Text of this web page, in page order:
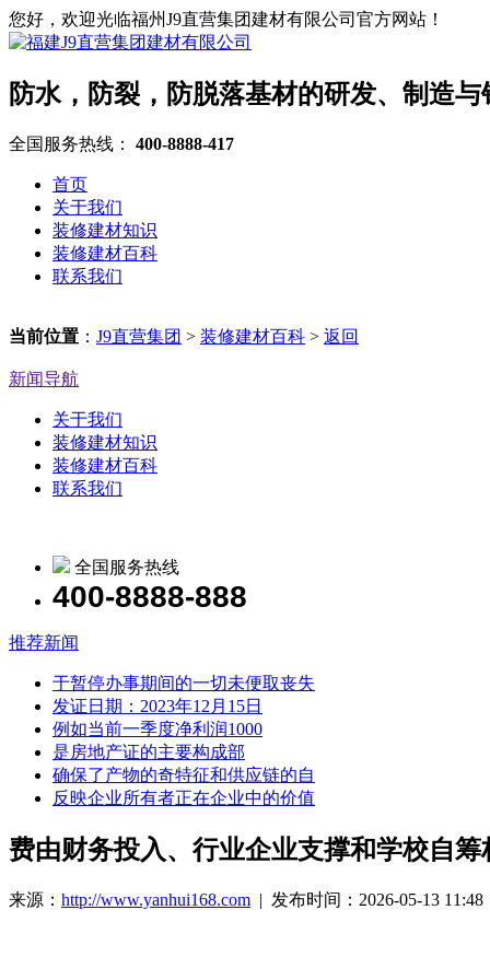
您好，欢迎光临福州J9直营集团建材有限公司官方网站！
防水，防裂，防脱落基材的研发、制造与
全国服务热线： 400-8888-417
首页
关于我们
装修建材知识
装修建材百科
联系我们
当前位置 ： J9直营集团 > 装修建材百科 > 返回
新闻导航
关于我们
装修建材知识
装修建材百科
联系我们
全国服务热线
400-8888-888
推荐新闻
于暂停办事期间的一切未便取丧失
发证日期：2023年12月15日
例如当前一季度净利润1000
是房地产证的主要构成部
确保了产物的奇特征和供应链的自
反映企业所有者正在企业中的价值
费由财务投入、行业企业支撑和学校自筹
来源： http://www.yanhui168.com | 发布时间：2026-05-13 11:48